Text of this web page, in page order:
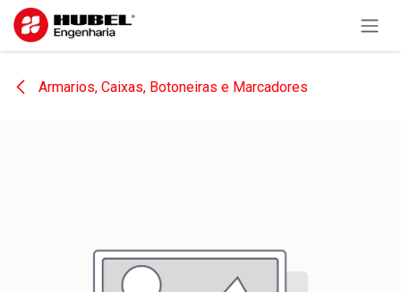
Pular para o conteúdo
Armarios, Caixas, Botoneiras e Marcadores